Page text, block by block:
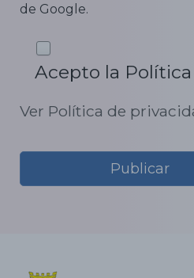
de Google.
Acepto la
Ver Política de